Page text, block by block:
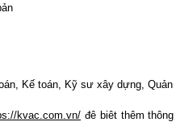
Kế toán, Kỹ sư xây dựng,
kvac.com.vn/ đê biêt thêm